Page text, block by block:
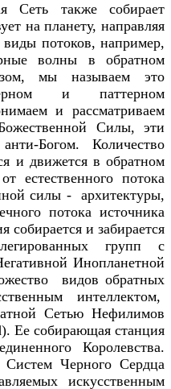
Сеть также собирает
на планету, направляя
потоков, например,
волны в обратном
мы называем это
и паттерном
и рассматриваем
Силы, эти
Богом. Количество
и движется в обратном
естественного потока
силы - архитектуры,
потока источника
собирается и забирается
групп с
Инопланетной
видов обратных
интеллектом,
Сетью Нефилимов
Ее собирающая станция
Королевства.
Черного Сердца
искусственным